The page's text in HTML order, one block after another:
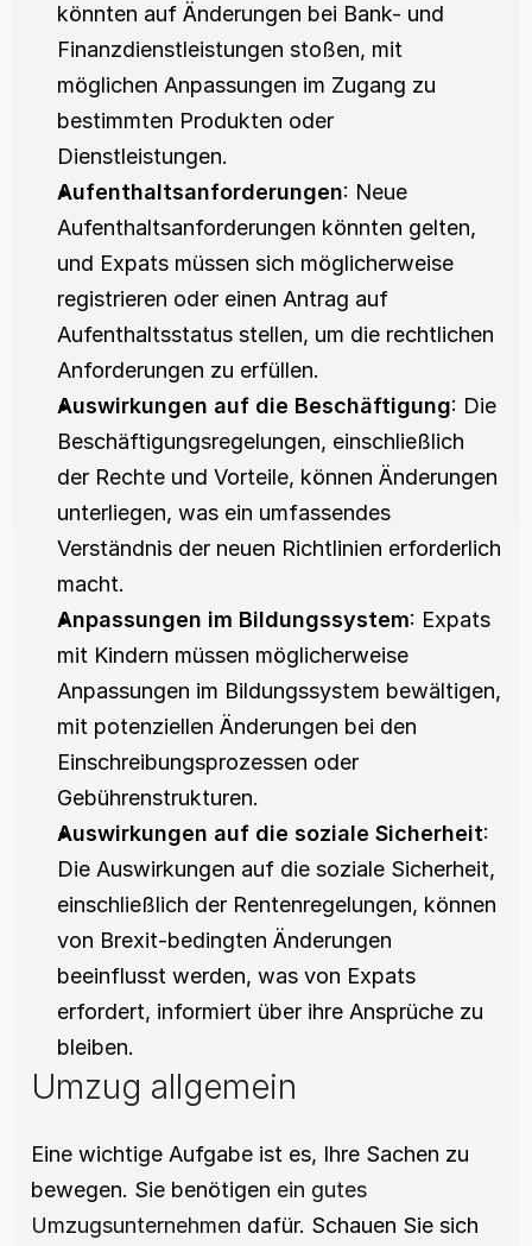
könnten auf Änderungen bei Bank- und
Finanzdienstleistungen stoßen, mit
möglichen Anpassungen im Zugang zu
bestimmten Produkten oder
Dienstleistungen.
Aufenthaltsanforderungen: Neue
Aufenthaltsanforderungen könnten gelten,
und Expats müssen sich möglicherweise
registrieren oder einen Antrag auf
Aufenthaltsstatus stellen, um die rechtlichen
Anforderungen zu erfüllen.
Auswirkungen auf die Beschäftigung: Die
Beschäftigungsregelungen, einschließlich
der Rechte und Vorteile, können Änderungen
unterliegen, was ein umfassendes
Verständnis der neuen Richtlinien erforderlich
macht.
Anpassungen im Bildungssystem: Expats
mit Kindern müssen möglicherweise
Anpassungen im Bildungssystem bewältigen,
mit potenziellen Änderungen bei den
Einschreibungsprozessen oder
Gebührenstrukturen.
Auswirkungen auf die soziale Sicherheit:
Die Auswirkungen auf die soziale Sicherheit,
einschließlich der Rentenregelungen, können
von Brexit-bedingten Änderungen
beeinflusst werden, was von Expats
erfordert, informiert über ihre Ansprüche zu
bleiben.
Umzug allgemein
Eine wichtige Aufgabe ist es, Ihre Sachen zu
bewegen. Sie benötigen ein gutes
Umzugsunternehmen dafür. Schauen Sie sich